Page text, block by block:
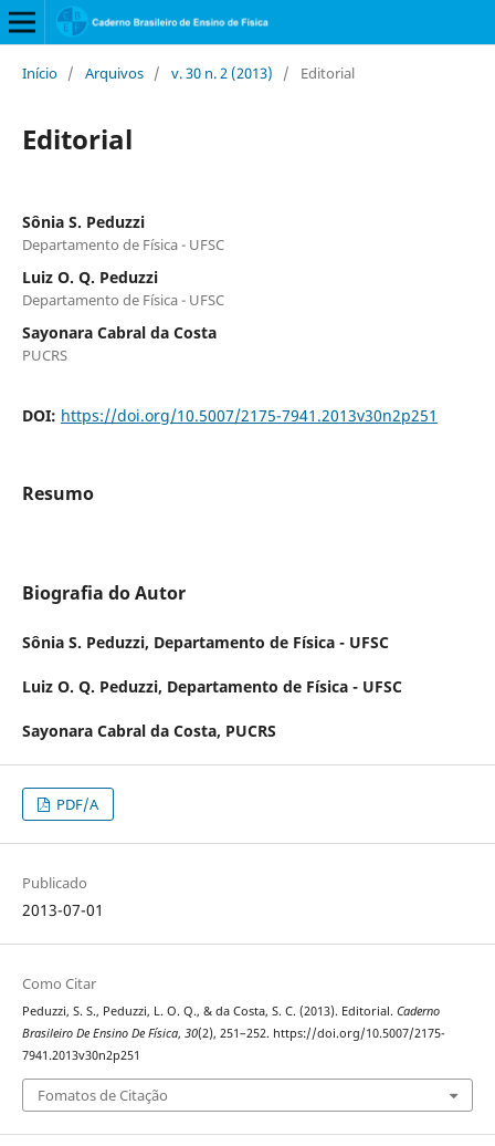
Início / Arquivos / v. 30 n. 2 (2013) / Editorial
Editorial
Sônia S. Peduzzi
Departamento de Física - UFSC
Luiz O. Q. Peduzzi
Departamento de Física - UFSC
Sayonara Cabral da Costa
PUCRS
DOI: https://doi.org/10.5007/2175-7941.2013v30n2p251
Resumo
Biografia do Autor
Sônia S. Peduzzi, Departamento de Física - UFSC
Luiz O. Q. Peduzzi, Departamento de Física - UFSC
Sayonara Cabral da Costa, PUCRS
PDF/A
Publicado
2013-07-01
Como Citar
Peduzzi, S. S., Peduzzi, L. O. Q., & da Costa, S. C. (2013). Editorial. Caderno
Brasileiro De Ensino De Física, 30(2), 251–252. https://doi.org/10.5007/2175-
7941.2013v30n2p251
Fomatos de Citação